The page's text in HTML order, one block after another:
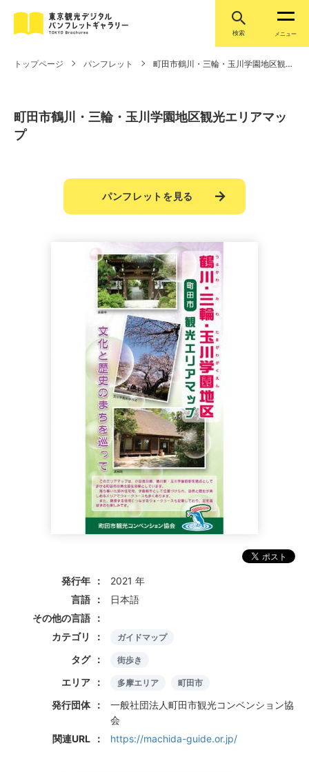
検索 メニュー
トップページ パンフレット 町田市鶴川・三輪・玉川学園地区観光エリアマップ
町田市鶴川・三輪・玉川学園地区観光エリアマッ
プ
パンフレットを見る
発行年
2021 年
言語
日本語
その他の言語
カテゴリ
ガイドマップ
タグ 街歩き
エリア 多摩エリア 町田市
発行団体
一般社団法人町田市観光コンベンション協
会
関連URL
https://machida-guide.or.jp/